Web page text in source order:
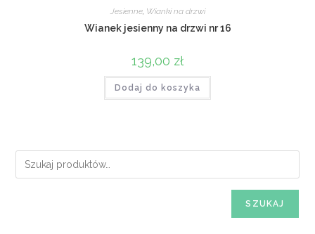
Jesienne, Wianki na drzwi
Wianek jesienny na drzwi nr 16
139,00 zł
Dodaj do koszyka
SZUKAJ